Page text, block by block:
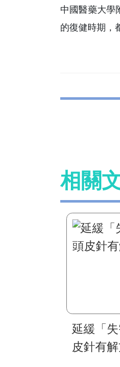
中國醫藥大學
的復健時期，
相關
延緩「
皮針有